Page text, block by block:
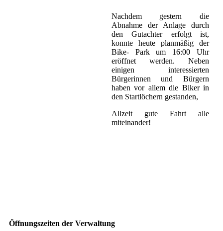
Nachdem gestern die
Abnahme der Anlage durch
den Gutachter erfolgt ist,
konnte heute planmäßig der
Bike- Park um 16:00 Uhr
eröffnet werden. Neben
einigen interessierten
Bürgerinnen und Bürgern
haben vor allem die Biker in
den Startlöchern gestanden,
Allzeit gute Fahrt alle
miteinander!
Öffnungszeiten der Verwaltung